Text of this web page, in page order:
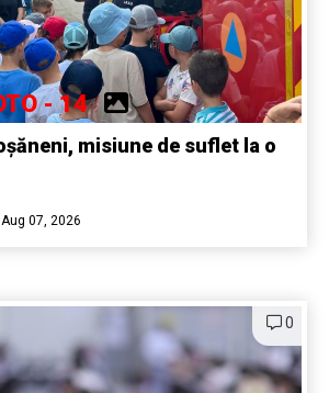
- 14
misiune de suflet la o
Aug 07, 2026
0